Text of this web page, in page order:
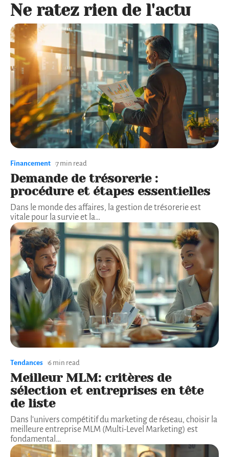
Ne ratez rien de l'actu
Financement 7 min read
Demande de trésorerie :
procédure et étapes essentielles
Dans le monde des affaires, la gestion de trésorerie est
vitale pour la survie et la…
Tendances 6 min read
Meilleur MLM: critères de
sélection et entreprises en tête
de liste
Dans l'univers compétitif du marketing de réseau, choisir la
meilleure entreprise MLM (Multi-Level Marketing) est
fondamental …